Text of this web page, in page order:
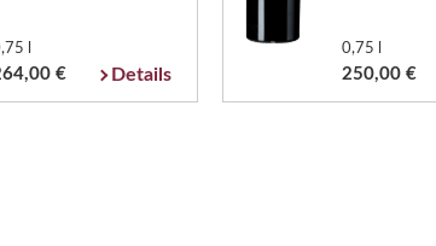
l
€ Details
0,75 l
250,00 €